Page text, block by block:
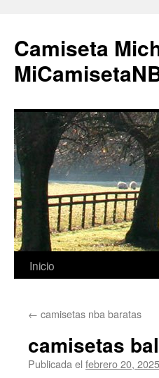
Camiseta
Saltar
contenido
Inicio
← camisetas nba baratas
camisetas
Publicada el febrero 20, 2025